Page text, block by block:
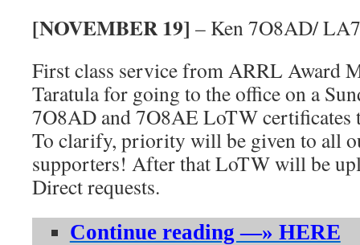
[NOVEMBER 19] – Ken 7O8AD/
First class service from ARRL Award
Taratula for going to the office on a
7O8AD and 7O8AE LoTW certificates
To clarify, priority will be given to all
supporters! After that LoTW will be
Direct requests.
Continue reading —» HERE